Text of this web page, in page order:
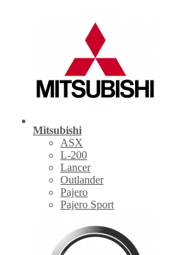
Mitsubishi
ASX
L-200
Lancer
Outlander
Pajero
Pajero Sport